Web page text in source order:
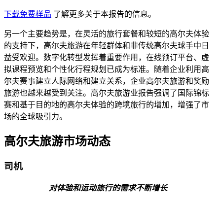
下载免费样品 了解更多关于本报告的信息。
另一个主要趋势是，在灵活的旅行套餐和较短的高尔夫体验
的支持下，高尔夫旅游在年轻群体和非传统高尔夫球手中日
益受欢迎。数字化转型发挥着重要作用，在线预订平台、虚
拟课程预览和个性化行程规划已成为标准。随着企业利用高
尔夫赛事建立人际网络和建立关系，企业高尔夫旅游和奖励
旅游也越来越受到关注。高尔夫旅游业报告强调了国际锦标
赛和基于目的地的高尔夫体验的跨境旅行的增加，增强了市
场的全球吸引力。
高尔夫旅游市场动态
司机
对体验和运动旅行的需求不断增长